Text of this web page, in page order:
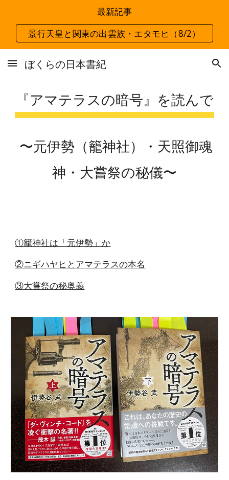
最新記事
景行天皇と関東の出雲族・エタモヒ（8/2）
ぼくらの日本書紀
『アマテラスの暗号』を読んで
〜元伊勢（籠神社）・天照御魂
神・大嘗祭の秘儀〜
①籠神社は「元伊勢」か
②ニギハヤヒとアマテラスの本名
③大嘗祭の秘奥義